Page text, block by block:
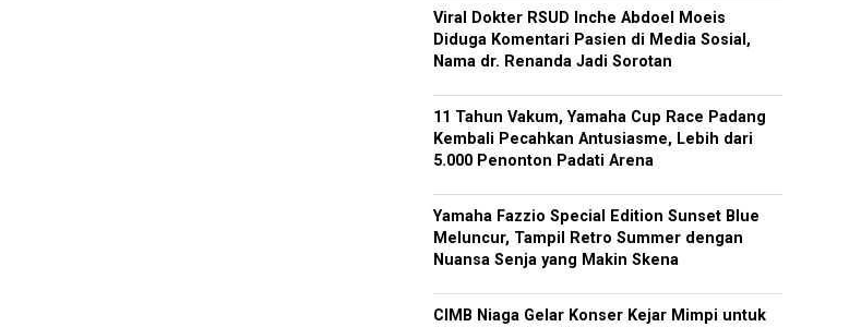
Viral Dokter RSUD Inche Abdoel Moeis
Diduga Komentari Pasien di Media Sosial,
Nama dr. Renanda Jadi Sorotan
11 Tahun Vakum, Yamaha Cup Race Padang
Kembali Pecahkan Antusiasme, Lebih dari
5.000 Penonton Padati Arena
Yamaha Fazzio Special Edition Sunset Blue
Meluncur, Tampil Retro Summer dengan
Nuansa Senja yang Makin Skena
CIMB Niaga Gelar Konser Kejar Mimpi untuk